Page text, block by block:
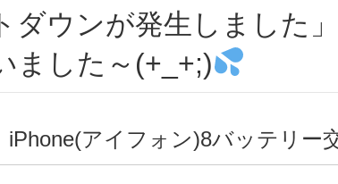
ダウンが発生しました
ました～(+_+;)
アイフォン)8バッテリー